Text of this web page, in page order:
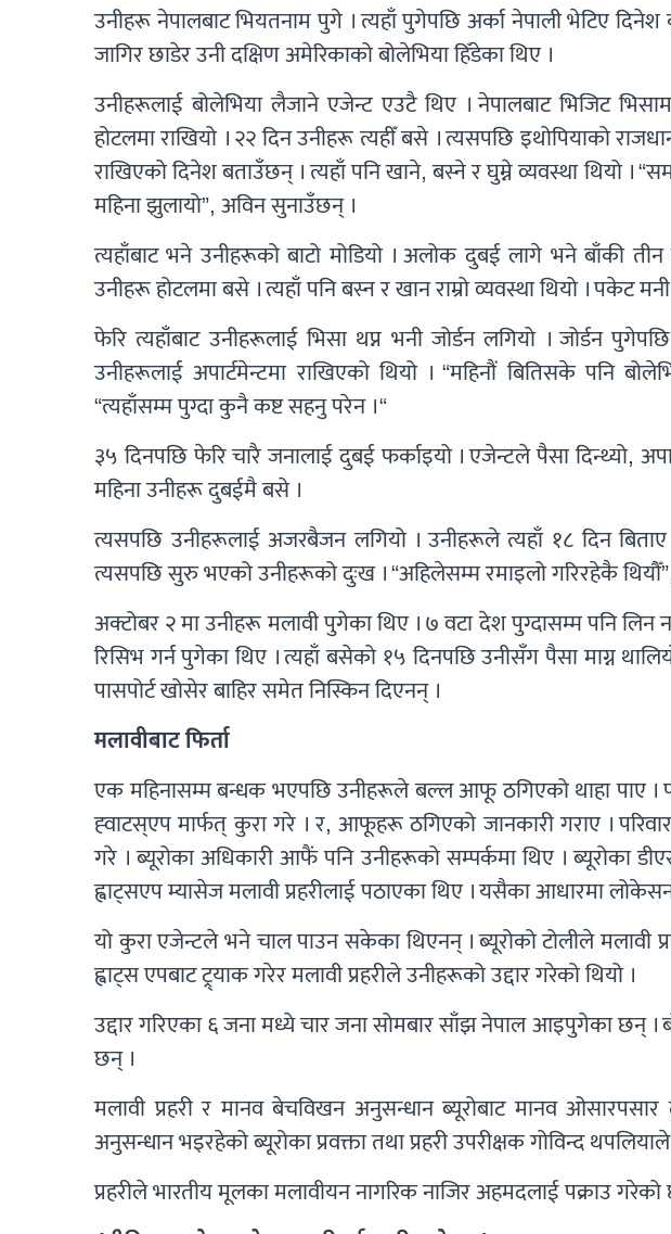
उनीहरू नेपालबाट भियतनाम पुगे । त्यहाँ पुगेपछि अर्का नेपाली भेटिए
जागिर छाडेर उनी दक्षिण अमेरिकाको बोलेभिया हिँडेका थिए ।
उनीहरूलाई बोलेभिया लैजाने एजेन्ट एउटै थिए । नेपालबाट भिजिट
होटलमा राखियो । २२ दिन उनीहरू त्यहीँ बसे । त्यसपछि इथोपियाको
राखिएको दिनेश बताउँछन् । त्यहाँ पनि खाने, बस्ने र घुम्ने व्यवस्था थियो ।
महिना झुलायो”, अविन सुनाउँछन् ।
त्यहाँबाट भने उनीहरूको बाटो मोडियो । अलोक दुबई लागे भने बाँकी
उनीहरू होटलमा बसे । त्यहाँ पनि बस्न र खान राम्रो व्यवस्था थियो । पकेट
फेरि त्यहाँबाट उनीहरूलाई भिसा थप्न भनी जोर्डन लगियो । जोर्डन
उनीहरूलाई अपार्टमेन्टमा राखिएको थियो । “महिनौं बितिसके पनि
“त्यहाँसम्म पुग्दा कुनै कष्ट सहनु परेन ।“
३५ दिनपछि फेरि चारै जनालाई दुबई फर्काइयो । एजेन्टले पैसा दिन्थ्यो,
महिना उनीहरू दुबईमै बसे ।
त्यसपछि उनीहरूलाई अजरबैजन लगियो । उनीहरूले त्यहाँ १८ दिन
त्यसपछि सुरु भएको उनीहरूको दुःख । “अहिलेसम्म रमाइलो गरिरहेकै
अक्टोबर २ मा उनीहरू मलावी पुगेका थिए । ७ वटा देश पुग्दासम्म पनि लिन
रिसिभ गर्न पुगेका थिए । त्यहाँ बसेको १५ दिनपछि उनीसँग पैसा माग्न
पासपोर्ट खोसेर बाहिर समेत निस्किन दिएनन् ।
मलावीबाट फिर्ता
एक महिनासम्म बन्धक भएपछि उनीहरूले बल्ल आफू ठगिएको थाहा पाए ।
ह्‍वाटस्एप मार्फत् कुरा गरे । र, आफूहरू ठगिएको जानकारी गराए ।
गरे । ब्यूरोका अधिकारी आफैं पनि उनीहरूको सम्पर्कमा थिए । ब्यूरोका
ह्वाट्सएप म्यासेज मलावी प्रहरीलाई पठाएका थिए । यसैका आधारमा लोकेसन
यो कुरा एजेन्टले भने चाल पाउन सकेका थिएनन् । ब्यूरोको टोलीले
ह्वाट्स एपबाट ट्र्याक गरेर मलावी प्रहरीले उनीहरूको उद्दार गरेको थियो ।
उद्दार गरिएका ६ जना मध्ये चार जना सोमबार साँझ नेपाल आइपुगेका छन् ।
छन् ।
मलावी प्रहरी र मानव बेचविखन अनुसन्धान ब्यूरोबाट मानव ओसारपसार
अनुसन्धान भइरहेको ब्यूरोका प्रवक्ता तथा प्रहरी उपरीक्षक गोविन्द
प्रहरीले भारतीय मूलका मलावीयन नागरिक नाजिर अहमदलाई पक्राउ गरेको